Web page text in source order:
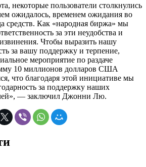
некоторые пользователи столкнулись
ожидалось, временем ожидания во
средств. Как «народная биржа» мы
за эти неудобства и
Чтобы выразить нашу
за вашу поддержку и терпение,
мероприятие по раздаче
10 миллионов долларов США
что благодаря этой инициативе мы
за поддержку наших
— заключил Джонни Лю.